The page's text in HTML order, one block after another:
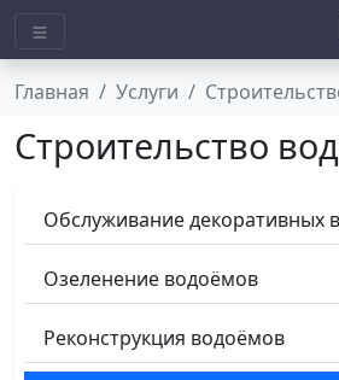
Главная Услуги
Строительство
Обслуживание декоративных
Озеленение водоёмов
Реконструкция водоёмов